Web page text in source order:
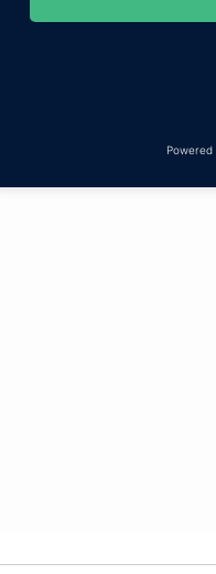
Flughafen
Powered